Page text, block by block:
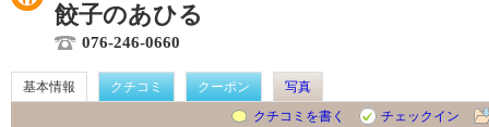
餃子のあひる
076-246-0660
基本情報 クチコミ クーポン
写真
クチコミを書く
チェックイン